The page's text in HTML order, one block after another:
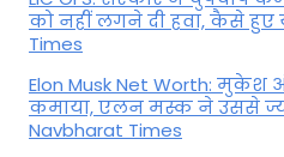
को नहीं लगने दी हवा, कैसे हुए
Times
Elon Musk Net Worth: मुकेश
कमाया, एलन मस्क ने उससे
Navbharat Times